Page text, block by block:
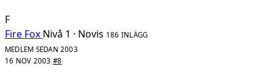
F
Fire Fox Nivå 1 · Novis 186 INLÄGG
MEDLEM SEDAN 2003
16 NOV 2003 #8